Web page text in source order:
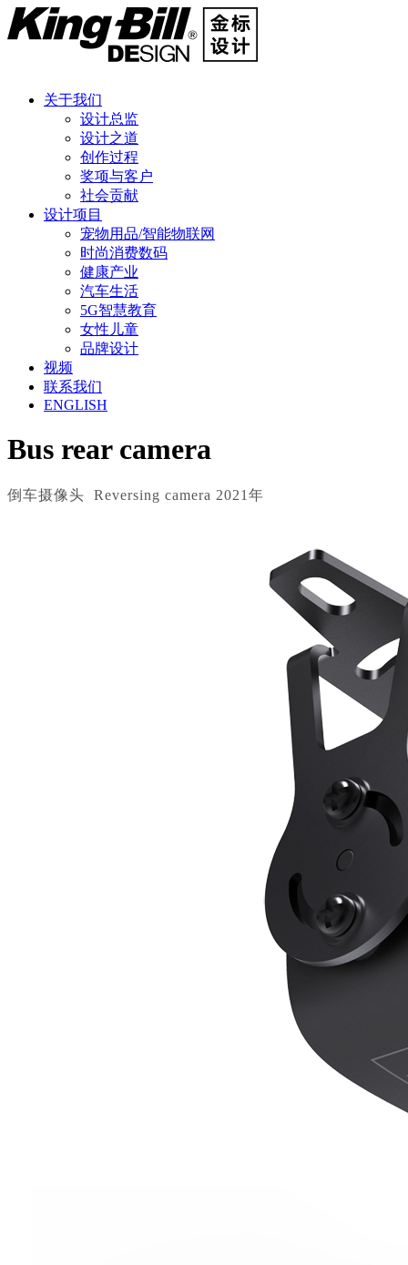
关于我们
设计总监
设计之道
创作过程
奖项与客户
社会贡献
设计项目
宠物用品/智能物联网
时尚消费数码
健康产业
汽车生活
5G智慧教育
女性儿童
品牌设计
视频
联系我们
ENGLISH
Bus rear camera
倒车摄像头 Reversing camera 2021年